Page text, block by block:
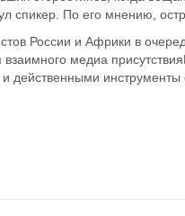
спикер. По его мнению, о
России и Африки в
взаимного медиа присутствия
и действенными инструменты